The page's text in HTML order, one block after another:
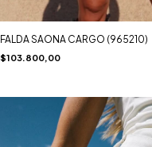
FALDA SAONA CARGO (965210)
$103.800,00